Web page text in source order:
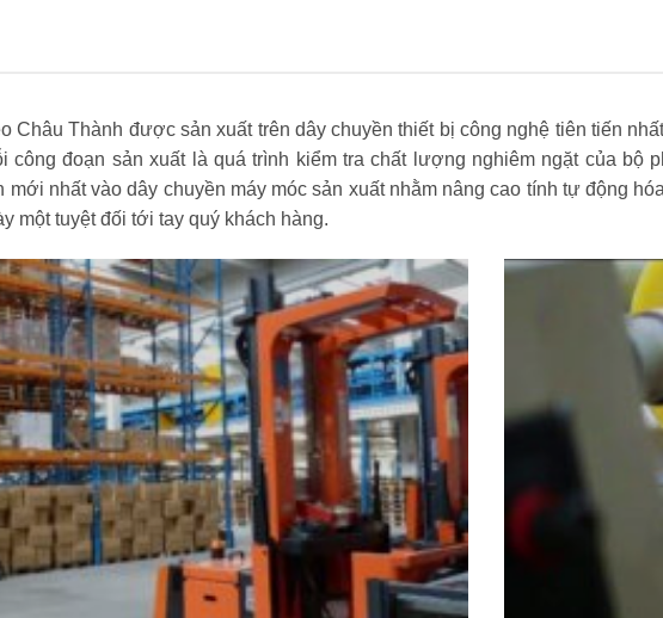
Châu Thành được sản xuất trên dây chuyền thiết bị công nghệ tiên tiến
công đoạn sản xuất là quá trình kiểm tra chất lượng nghiêm ngặt của
nhất vào dây chuyền máy móc sản xuất nhằm nâng cao tính tự động
một tuyệt đối tới tay quý khách hàng.